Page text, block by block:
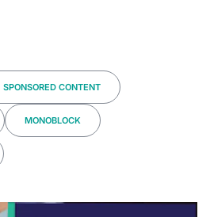
SPONSORED CONTENT
MONOBLOCK